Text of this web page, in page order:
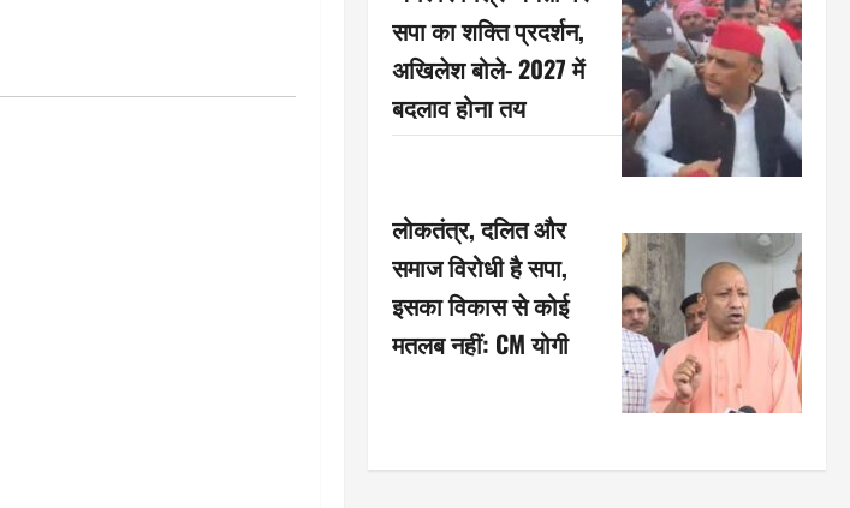
सपा का शक्ति प्रदर्शन,
अखिलेश बोले- 2027 में
बदलाव होना तय
लोकतंत्र, दलित और
समाज विरोधी है सपा,
इसका विकास से कोई
मतलब नहीं: CM योगी